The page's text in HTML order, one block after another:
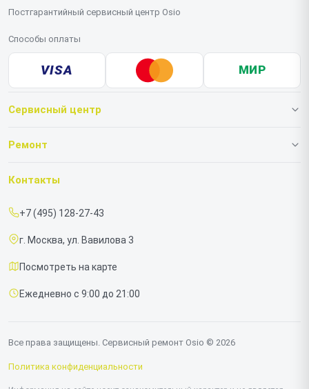
Постгарантийный сервисный центр Osio
Способы оплаты
VISA МИР
Сервисный центр
О нашем сервисе
Срочный ремонт
Доставка и способы оплаты
Диагностика
Контакты
Ремонт
Ноутбуков
Контакты
+7 (495) 128-27-43
г. Москва, ул. Вавилова 3
Посмотреть на карте
Ежедневно с 9:00 до 21:00
Все права защищены. Сервисный ремонт Osio © 2026
Политика конфиденциальности